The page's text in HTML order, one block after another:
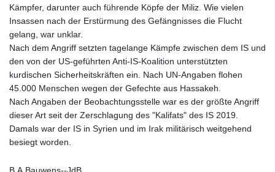
Kämpfer, darunter auch führende Köpfe der Miliz. Wie vielen
Insassen nach der Erstürmung des Gefängnisses die Flucht
gelang, war unklar.
Nach dem Angriff setzten tagelange Kämpfe zwischen dem IS und
den von der US-geführten Anti-IS-Koalition unterstützten
kurdischen Sicherheitskräften ein. Nach UN-Angaben flohen
45.000 Menschen wegen der Gefechte aus Hassakeh.
Nach Angaben der Beobachtungsstelle war es der größte Angriff
dieser Art seit der Zerschlagung des "Kalifats" des IS 2019.
Damals war der IS in Syrien und im Irak militärisch weitgehend
besiegt worden.